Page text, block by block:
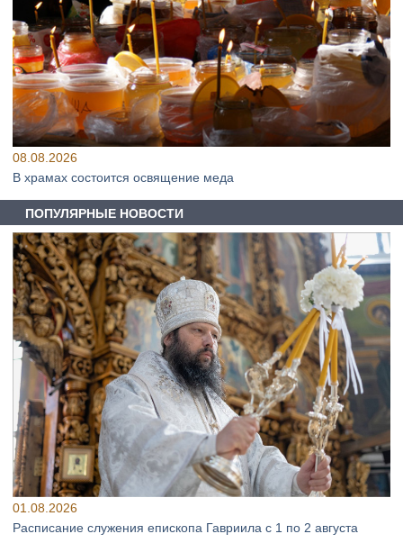
08.08.2026
В храмах состоится освящение меда
ПОПУЛЯРНЫЕ НОВОСТИ
01.08.2026
Расписание служения епископа Гавриила с 1 по 2 августа